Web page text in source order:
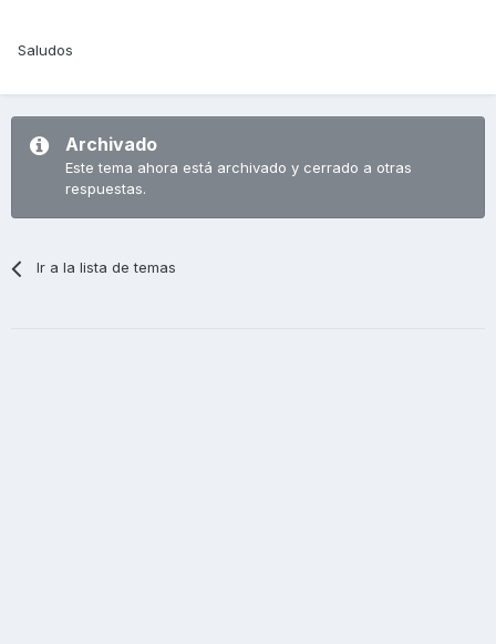
Saludos
Archivado
Este tema ahora está archivado y cerrado a otras
respuestas.
Ir a la lista de temas